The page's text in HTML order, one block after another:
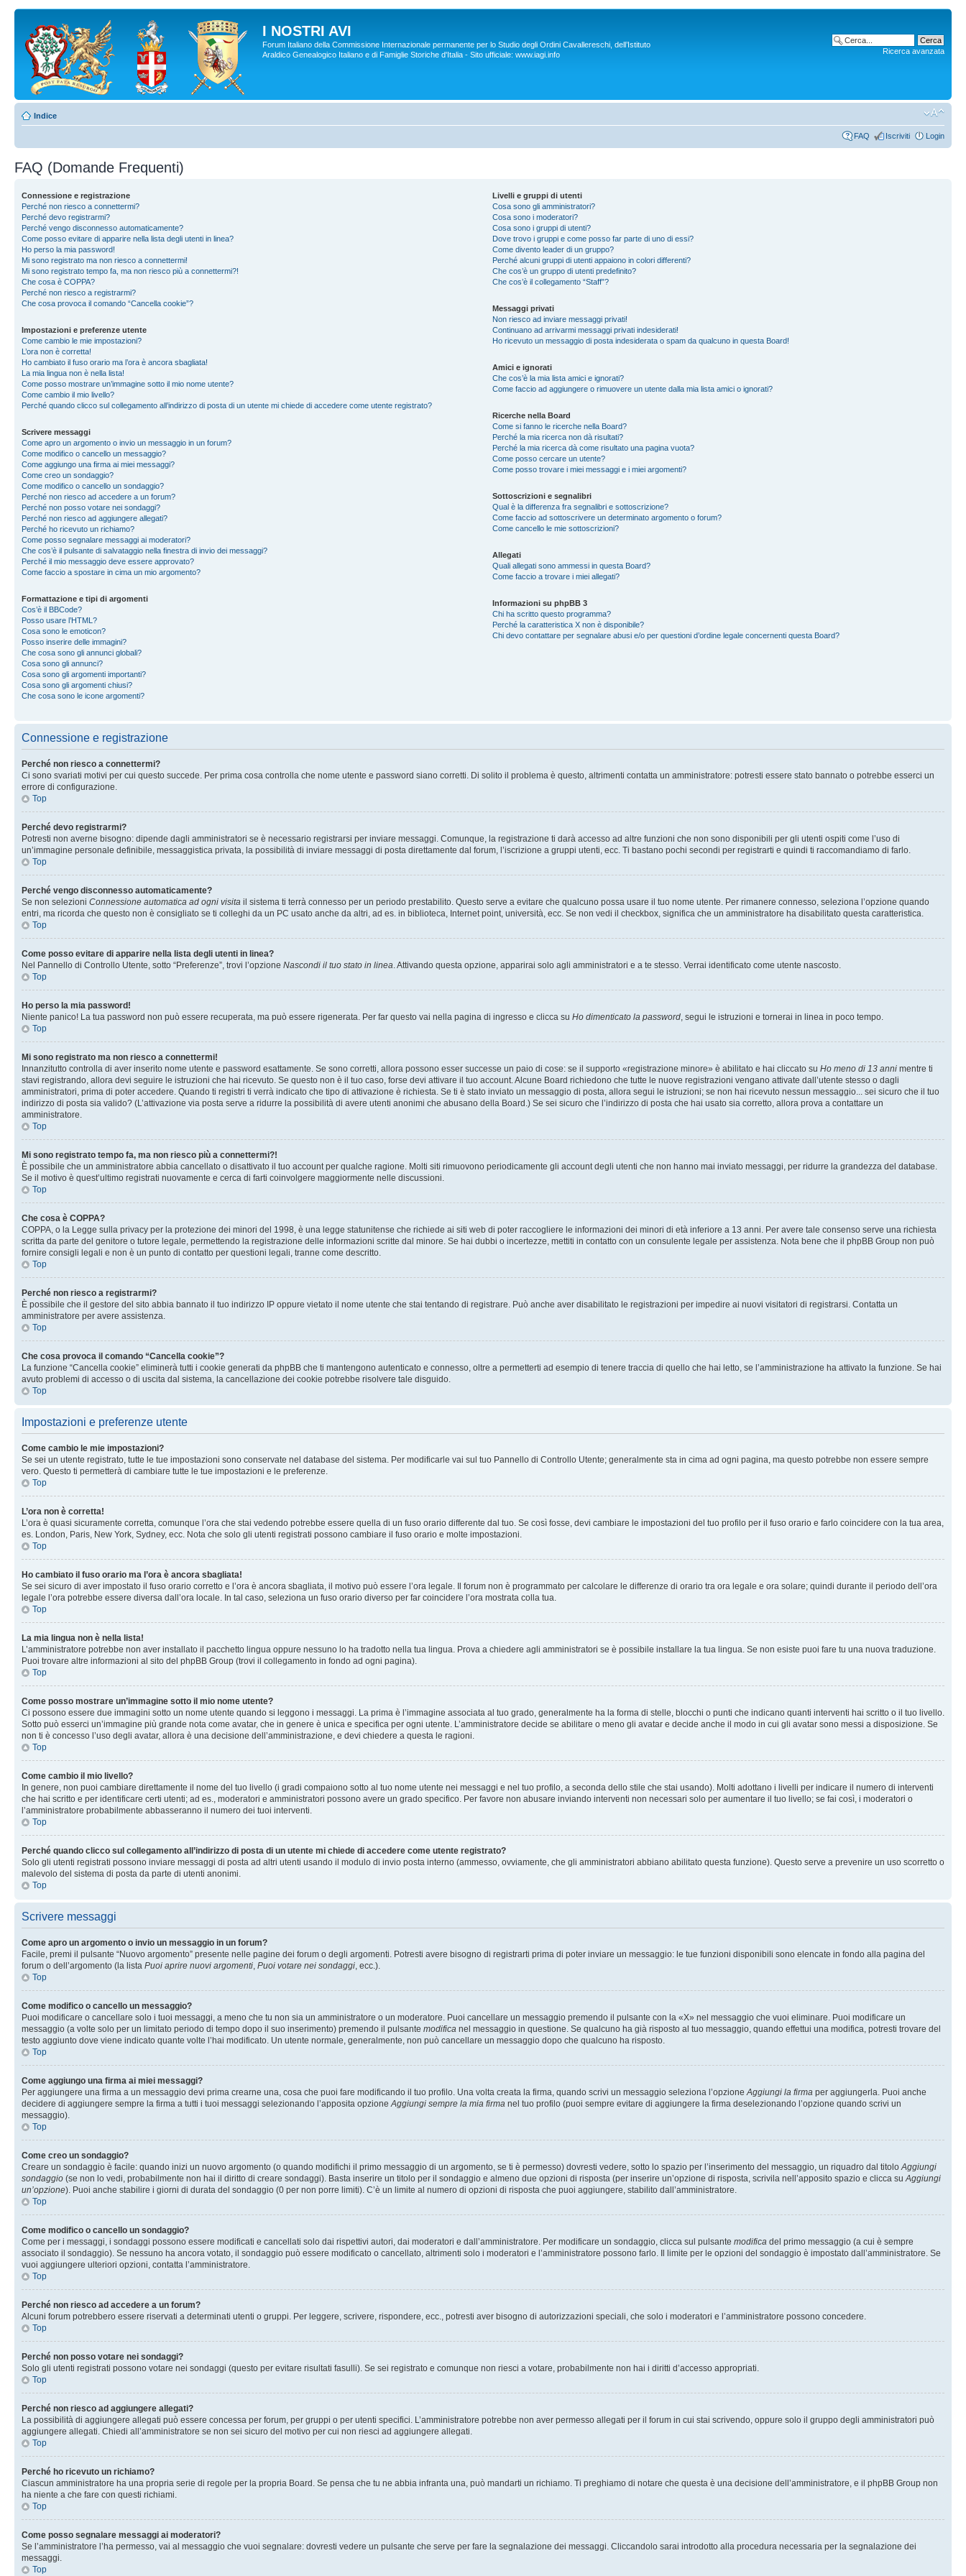
I NOSTRI AVI
Forum Italiano della Commissione Internazionale permanente per lo Studio degli Ordini Cavallereschi, dell’Istituto
Araldico Genealogico Italiano e di Famiglie Storiche d'Italia - Sito ufficiale: www.iagi.info
Ricerca avanzata
Indice
FAQ Iscriviti Login
FAQ (Domande Frequenti)
Connessione e registrazione
Perché non riesco a connettermi?
Perché devo registrarmi?
Perché vengo disconnesso automaticamente?
Come posso evitare di apparire nella lista degli utenti in linea?
Ho perso la mia password!
Mi sono registrato ma non riesco a connettermi!
Mi sono registrato tempo fa, ma non riesco più a connettermi?!
Che cosa è COPPA?
Perché non riesco a registrarmi?
Che cosa provoca il comando “Cancella cookie”?
Impostazioni e preferenze utente
Come cambio le mie impostazioni?
L’ora non è corretta!
Ho cambiato il fuso orario ma l’ora è ancora sbagliata!
La mia lingua non è nella lista!
Come posso mostrare un’immagine sotto il mio nome utente?
Come cambio il mio livello?
Perché quando clicco sul collegamento all’indirizzo di posta di un utente mi chiede di accedere come utente registrato?
Scrivere messaggi
Come apro un argomento o invio un messaggio in un forum?
Come modifico o cancello un messaggio?
Come aggiungo una firma ai miei messaggi?
Come creo un sondaggio?
Come modifico o cancello un sondaggio?
Perché non riesco ad accedere a un forum?
Perché non posso votare nei sondaggi?
Perché non riesco ad aggiungere allegati?
Perché ho ricevuto un richiamo?
Come posso segnalare messaggi ai moderatori?
Che cos’è il pulsante di salvataggio nella finestra di invio dei messaggi?
Perché il mio messaggio deve essere approvato?
Come faccio a spostare in cima un mio argomento?
Formattazione e tipi di argomenti
Cos’è il BBCode?
Posso usare l’HTML?
Cosa sono le emoticon?
Posso inserire delle immagini?
Che cosa sono gli annunci globali?
Cosa sono gli annunci?
Cosa sono gli argomenti importanti?
Cosa sono gli argomenti chiusi?
Che cosa sono le icone argomenti?
Livelli e gruppi di utenti
Cosa sono gli amministratori?
Cosa sono i moderatori?
Cosa sono i gruppi di utenti?
Dove trovo i gruppi e come posso far parte di uno di essi?
Come divento leader di un gruppo?
Perché alcuni gruppi di utenti appaiono in colori differenti?
Che cos’è un gruppo di utenti predefinito?
Che cos’è il collegamento “Staff”?
Messaggi privati
Non riesco ad inviare messaggi privati!
Continuano ad arrivarmi messaggi privati indesiderati!
Ho ricevuto un messaggio di posta indesiderata o spam da qualcuno in questa Board!
Amici e ignorati
Che cos’è la mia lista amici e ignorati?
Come faccio ad aggiungere o rimuovere un utente dalla mia lista amici o ignorati?
Ricerche nella Board
Come si fanno le ricerche nella Board?
Perché la mia ricerca non dà risultati?
Perché la mia ricerca dà come risultato una pagina vuota?
Come posso cercare un utente?
Come posso trovare i miei messaggi e i miei argomenti?
Sottoscrizioni e segnalibri
Qual è la differenza fra segnalibri e sottoscrizione?
Come faccio ad sottoscrivere un determinato argomento o forum?
Come cancello le mie sottoscrizioni?
Allegati
Quali allegati sono ammessi in questa Board?
Come faccio a trovare i miei allegati?
Informazioni su phpBB 3
Chi ha scritto questo programma?
Perché la caratteristica X non è disponibile?
Chi devo contattare per segnalare abusi e/o per questioni d’ordine legale concernenti questa Board?
Connessione e registrazione
Perché non riesco a connettermi?
Ci sono svariati motivi per cui questo succede. Per prima cosa controlla che nome utente e password siano corretti. Di solito il problema è questo, altrimenti contatta un amministratore: potresti essere stato bannato o potrebbe esserci un
errore di configurazione.
Top
Perché devo registrarmi?
Potresti non averne bisogno: dipende dagli amministratori se è necessario registrarsi per inviare messaggi. Comunque, la registrazione ti darà accesso ad altre funzioni che non sono disponibili per gli utenti ospiti come l’uso di
un’immagine personale definibile, messaggistica privata, la possibilità di inviare messaggi di posta direttamente dal forum, l’iscrizione a gruppi utenti, ecc. Ti bastano pochi secondi per registrarti e quindi ti raccomandiamo di farlo.
Top
Perché vengo disconnesso automaticamente?
Se non selezioni Connessione automatica ad ogni visita il sistema ti terrà connesso per un periodo prestabilito. Questo serve a evitare che qualcuno possa usare il tuo nome utente. Per rimanere connesso, seleziona l’opzione quando
entri, ma ricorda che questo non è consigliato se ti colleghi da un PC usato anche da altri, ad es. in biblioteca, Internet point, università, ecc. Se non vedi il checkbox, significa che un amministratore ha disabilitato questa caratteristica.
Top
Come posso evitare di apparire nella lista degli utenti in linea?
Nel Pannello di Controllo Utente, sotto “Preferenze”, trovi l’opzione Nascondi il tuo stato in linea. Attivando questa opzione, apparirai solo agli amministratori e a te stesso. Verrai identificato come utente nascosto.
Top
Ho perso la mia password!
Niente panico! La tua password non può essere recuperata, ma può essere rigenerata. Per far questo vai nella pagina di ingresso e clicca su Ho dimenticato la password, segui le istruzioni e tornerai in linea in poco tempo.
Top
Mi sono registrato ma non riesco a connettermi!
Innanzitutto controlla di aver inserito nome utente e password esattamente. Se sono corretti, allora possono esser successe un paio di cose: se il supporto «registrazione minore» è abilitato e hai cliccato su Ho meno di 13 anni mentre ti
stavi registrando, allora devi seguire le istruzioni che hai ricevuto. Se questo non è il tuo caso, forse devi attivare il tuo account. Alcune Board richiedono che tutte le nuove registrazioni vengano attivate dall’utente stesso o dagli
amministratori, prima di poter accedere. Quando ti registri ti verrà indicato che tipo di attivazione è richiesta. Se ti è stato inviato un messaggio di posta, allora segui le istruzioni; se non hai ricevuto nessun messaggio... sei sicuro che il tuo
indirizzo di posta sia valido? (L’attivazione via posta serve a ridurre la possibilità di avere utenti anonimi che abusano della Board.) Se sei sicuro che l’indirizzo di posta che hai usato sia corretto, allora prova a contattare un
amministratore.
Top
Mi sono registrato tempo fa, ma non riesco più a connettermi?!
È possibile che un amministratore abbia cancellato o disattivato il tuo account per qualche ragione. Molti siti rimuovono periodicamente gli account degli utenti che non hanno mai inviato messaggi, per ridurre la grandezza del database.
Se il motivo è quest’ultimo registrati nuovamente e cerca di farti coinvolgere maggiormente nelle discussioni.
Top
Che cosa è COPPA?
COPPA, o la Legge sulla privacy per la protezione dei minori del 1998, è una legge statunitense che richiede ai siti web di poter raccogliere le informazioni dei minori di età inferiore a 13 anni. Per avere tale consenso serve una richiesta
scritta da parte del genitore o tutore legale, permettendo la registrazione delle informazioni scritte dal minore. Se hai dubbi o incertezze, mettiti in contatto con un consulente legale per assistenza. Nota bene che il phpBB Group non può
fornire consigli legali e non è un punto di contatto per questioni legali, tranne come descritto.
Top
Perché non riesco a registrarmi?
È possibile che il gestore del sito abbia bannato il tuo indirizzo IP oppure vietato il nome utente che stai tentando di registrare. Può anche aver disabilitato le registrazioni per impedire ai nuovi visitatori di registrarsi. Contatta un
amministratore per avere assistenza.
Top
Che cosa provoca il comando “Cancella cookie”?
La funzione “Cancella cookie” eliminerà tutti i cookie generati da phpBB che ti mantengono autenticato e connesso, oltre a permetterti ad esempio di tenere traccia di quello che hai letto, se l’amministrazione ha attivato la funzione. Se hai
avuto problemi di accesso o di uscita dal sistema, la cancellazione dei cookie potrebbe risolvere tale disguido.
Top
Impostazioni e preferenze utente
Come cambio le mie impostazioni?
Se sei un utente registrato, tutte le tue impostazioni sono conservate nel database del sistema. Per modificarle vai sul tuo Pannello di Controllo Utente; generalmente sta in cima ad ogni pagina, ma questo potrebbe non essere sempre
vero. Questo ti permetterà di cambiare tutte le tue impostazioni e le preferenze.
Top
L’ora non è corretta!
L’ora è quasi sicuramente corretta, comunque l’ora che stai vedendo potrebbe essere quella di un fuso orario differente dal tuo. Se così fosse, devi cambiare le impostazioni del tuo profilo per il fuso orario e farlo coincidere con la tua area,
es. London, Paris, New York, Sydney, ecc. Nota che solo gli utenti registrati possono cambiare il fuso orario e molte impostazioni.
Top
Ho cambiato il fuso orario ma l’ora è ancora sbagliata!
Se sei sicuro di aver impostato il fuso orario corretto e l’ora è ancora sbagliata, il motivo può essere l’ora legale. Il forum non è programmato per calcolare le differenze di orario tra ora legale e ora solare; quindi durante il periodo dell’ora
legale l’ora potrebbe essere diversa dall’ora locale. In tal caso, seleziona un fuso orario diverso per far coincidere l’ora mostrata colla tua.
Top
La mia lingua non è nella lista!
L’amministratore potrebbe non aver installato il pacchetto lingua oppure nessuno lo ha tradotto nella tua lingua. Prova a chiedere agli amministratori se è possibile installare la tua lingua. Se non esiste puoi fare tu una nuova traduzione.
Puoi trovare altre informazioni al sito del phpBB Group (trovi il collegamento in fondo ad ogni pagina).
Top
Come posso mostrare un’immagine sotto il mio nome utente?
Ci possono essere due immagini sotto un nome utente quando si leggono i messaggi. La prima è l’immagine associata al tuo grado, generalmente ha la forma di stelle, blocchi o punti che indicano quanti interventi hai scritto o il tuo livello.
Sotto può esserci un’immagine più grande nota come avatar, che in genere è unica e specifica per ogni utente. L’amministratore decide se abilitare o meno gli avatar e decide anche il modo in cui gli avatar sono messi a disposizione. Se
non ti è concesso l’uso degli avatar, allora è una decisione dell’amministrazione, e devi chiedere a questa le ragioni.
Top
Come cambio il mio livello?
In genere, non puoi cambiare direttamente il nome del tuo livello (i gradi compaiono sotto al tuo nome utente nei messaggi e nel tuo profilo, a seconda dello stile che stai usando). Molti adottano i livelli per indicare il numero di interventi
che hai scritto e per identificare certi utenti; ad es., moderatori e amministratori possono avere un grado specifico. Per favore non abusare inviando interventi non necessari solo per aumentare il tuo livello; se fai così, i moderatori o
l’amministratore probabilmente abbasseranno il numero dei tuoi interventi.
Top
Perché quando clicco sul collegamento all’indirizzo di posta di un utente mi chiede di accedere come utente registrato?
Solo gli utenti registrati possono inviare messaggi di posta ad altri utenti usando il modulo di invio posta interno (ammesso, ovviamente, che gli amministratori abbiano abilitato questa funzione). Questo serve a prevenire un uso scorretto o
malevolo del sistema di posta da parte di utenti anonimi.
Top
Scrivere messaggi
Come apro un argomento o invio un messaggio in un forum?
Facile, premi il pulsante “Nuovo argomento” presente nelle pagine dei forum o degli argomenti. Potresti avere bisogno di registrarti prima di poter inviare un messaggio: le tue funzioni disponibili sono elencate in fondo alla pagina del
forum o dell’argomento (la lista Puoi aprire nuovi argomenti, Puoi votare nei sondaggi, ecc.).
Top
Come modifico o cancello un messaggio?
Puoi modificare o cancellare solo i tuoi messaggi, a meno che tu non sia un amministratore o un moderatore. Puoi cancellare un messaggio premendo il pulsante con la «X» nel messaggio che vuoi eliminare. Puoi modificare un
messaggio (a volte solo per un limitato periodo di tempo dopo il suo inserimento) premendo il pulsante modifica nel messaggio in questione. Se qualcuno ha già risposto al tuo messaggio, quando effettui una modifica, potresti trovare del
testo aggiunto dove viene indicato quante volte l’hai modificato. Un utente normale, generalmente, non può cancellare un messaggio dopo che qualcuno ha risposto.
Top
Come aggiungo una firma ai miei messaggi?
Per aggiungere una firma a un messaggio devi prima crearne una, cosa che puoi fare modificando il tuo profilo. Una volta creata la firma, quando scrivi un messaggio seleziona l’opzioneAggiungi la firma per aggiungerla. Puoi anche
decidere di aggiungere sempre la firma a tutti i tuoi messaggi selezionando l’apposita opzioneAggiungi sempre la mia firma nel tuo profilo (puoi sempre evitare di aggiungere la firma deselezionando l’opzione quando scrivi un
messaggio).
Top
Come creo un sondaggio?
Creare un sondaggio è facile: quando inizi un nuovo argomento (o quando modifichi il primo messaggio di un argomento, se ti è permesso) dovresti vedere, sotto lo spazio per l’inserimento del messaggio, un riquadro dal titoloAggiungi
sondaggio (se non lo vedi, probabilmente non hai il diritto di creare sondaggi). Basta inserire un titolo per il sondaggio e almeno due opzioni di risposta (per inserire un’opzione di risposta, scrivila nell’apposito spazio e clicca suAggiungi
un’opzione). Puoi anche stabilire i giorni di durata del sondaggio (0 per non porre limiti). C’è un limite al numero di opzioni di risposta che puoi aggiungere, stabilito dall’amministratore.
Top
Come modifico o cancello un sondaggio?
Come per i messaggi, i sondaggi possono essere modificati e cancellati solo dai rispettivi autori, dai moderatori e dall’amministratore. Per modificare un sondaggio, clicca sul pulsante modifica del primo messaggio (a cui è sempre
associato il sondaggio). Se nessuno ha ancora votato, il sondaggio può essere modificato o cancellato, altrimenti solo i moderatori e l’amministratore possono farlo. Il limite per le opzioni del sondaggio è impostato dall’amministratore. Se
vuoi aggiungere ulteriori opzioni, contatta l’amministratore.
Top
Perché non riesco ad accedere a un forum?
Alcuni forum potrebbero essere riservati a determinati utenti o gruppi. Per leggere, scrivere, rispondere, ecc., potresti aver bisogno di autorizzazioni speciali, che solo i moderatori e l’amministratore possono concedere.
Top
Perché non posso votare nei sondaggi?
Solo gli utenti registrati possono votare nei sondaggi (questo per evitare risultati fasulli). Se sei registrato e comunque non riesci a votare, probabilmente non hai i diritti d’accesso appropriati.
Top
Perché non riesco ad aggiungere allegati?
La possibilità di aggiungere allegati può essere concessa per forum, per gruppi o per utenti specifici. L’amministratore potrebbe non aver permesso allegati per il forum in cui stai scrivendo, oppure solo il gruppo degli amministratori può
aggiungere allegati. Chiedi all’amministratore se non sei sicuro del motivo per cui non riesci ad aggiungere allegati.
Top
Perché ho ricevuto un richiamo?
Ciascun amministratore ha una propria serie di regole per la propria Board. Se pensa che tu ne abbia infranta una, può mandarti un richiamo. Ti preghiamo di notare che questa è una decisione dell’amministratore, e il phpBB Group non
ha niente a che fare con questi richiami.
Top
Come posso segnalare messaggi ai moderatori?
Se l’amministratore l’ha permesso, vai al messaggio che vuoi segnalare: dovresti vedere un pulsante che serve per fare la segnalazione dei messaggi. Cliccandolo sarai introdotto alla procedura necessaria per la segnalazione dei
messaggi.
Top